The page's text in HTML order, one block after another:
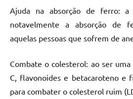
Ajuda na absorção de ferro: a
notavelmente a absorção de
aquelas pessoas que sofrem de
Combate o colesterol: ao ser
C, flavonoides e betacaroteno e
para combater o colesterol ruim